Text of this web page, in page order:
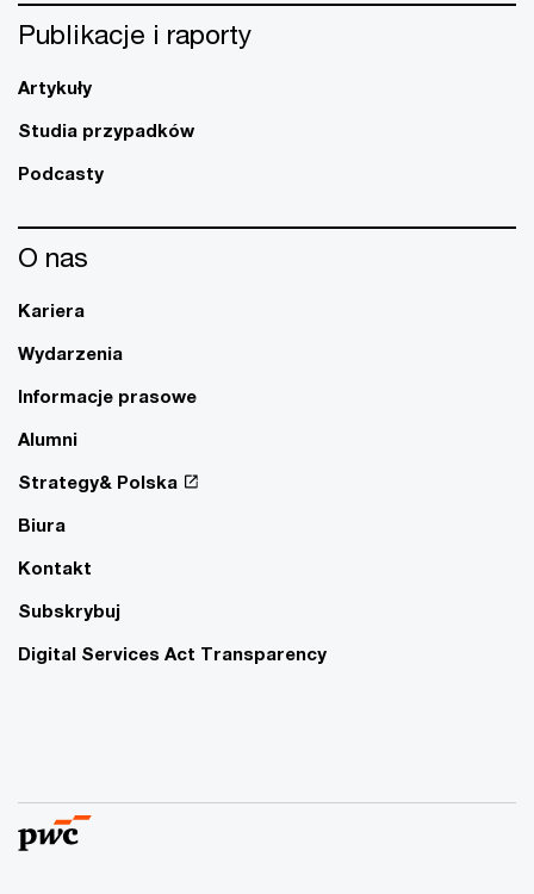
Publikacje i raporty
Artykuły
Studia przypadków
Podcasty
O nas
Kariera
Wydarzenia
Informacje prasowe
Alumni
Strategy& Polska
Biura
Kontakt
Subskrybuj
Digital Services Act Transparency